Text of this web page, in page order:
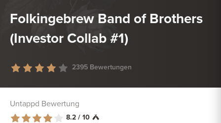
Folkingebrew Band of Brothers
(Investor Collab #1)
2395 Bewertungen
Untappd Bewertung
8.2 / 10